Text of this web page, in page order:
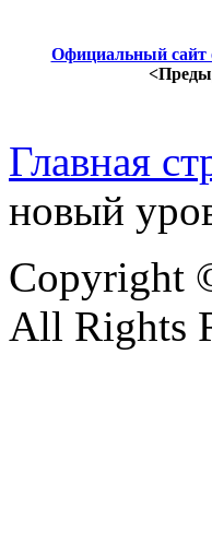
Официальный сайт
Главная
новый
Copyright
All Rights